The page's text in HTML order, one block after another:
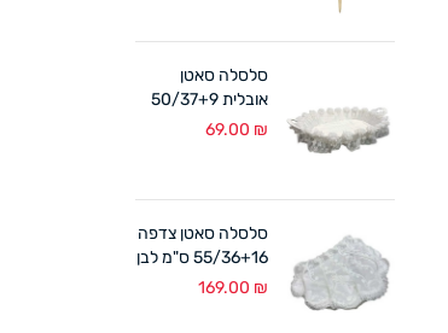
סלסלה סאטן
אובלית 50/37+9
ס"מ לבן
69.00 ₪
סלסלה סאטן צדפה
55/36+16 ס"מ לבן
169.00 ₪